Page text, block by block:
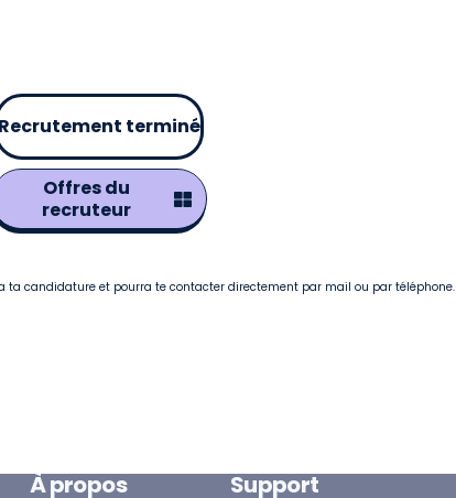
terminé
Offres du
recruteur
ta candidature et pourra te contacter directement par mail ou par téléphone.
À propos Support